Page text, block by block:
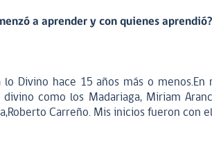
a aprender y con quienes aprendió?
lo Divino hace 15 años más o menos.En
divino como los Madariaga, Miriam
Carreño. Mis inicios fueron con